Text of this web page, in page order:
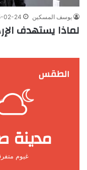
يوسف المسكين 02-24
لماذا يستهدف
الطقس
مدينة
غيوم